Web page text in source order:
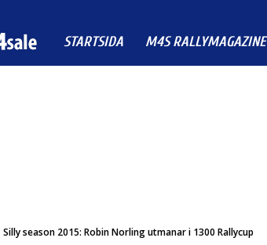
Motorsport4sale
STARTSIDA M4S RALLYMAGAZINE
Silly season 2015: Robin Norling utmanar i 1300 Rallycup